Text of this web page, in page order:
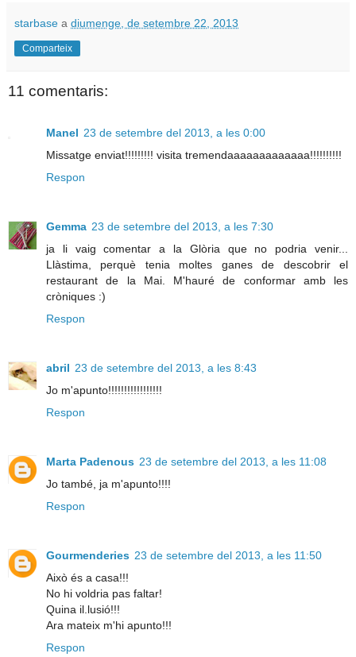
starbase a diumenge, de setembre 22, 2013
Comparteix
11 comentaris:
Manel 23 de setembre del 2013, a les 0:00
Missatge enviat!!!!!!!!! visita tremendaaaaaaaaaaaaa!!!!!!!!!!
Respon
Gemma 23 de setembre del 2013, a les 7:30
ja li vaig comentar a la Glòria que no podria venir...
Llàstima, perquè tenia moltes ganes de descobrir el
restaurant de la Mai. M'hauré de conformar amb les
cròniques :)
Respon
abril 23 de setembre del 2013, a les 8:43
Jo m'apunto!!!!!!!!!!!!!!!!!
Respon
Marta Padenous 23 de setembre del 2013, a les 11:08
Jo també, ja m'apunto!!!!
Respon
Gourmenderies 23 de setembre del 2013, a les 11:50
Això és a casa!!!
No hi voldria pas faltar!
Quina il.lusió!!!
Ara mateix m'hi apunto!!!
Respon